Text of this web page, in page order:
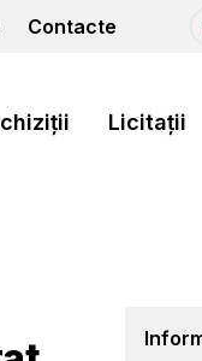
Contacte
Licitații